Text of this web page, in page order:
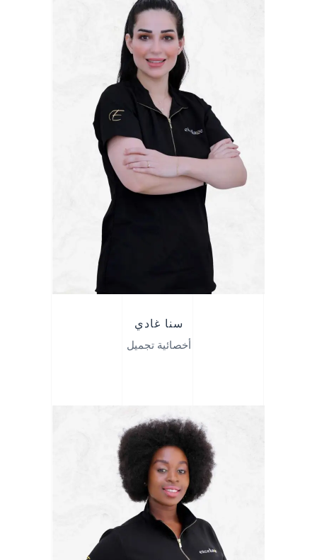
سنا غادي
أخصائية تجميل